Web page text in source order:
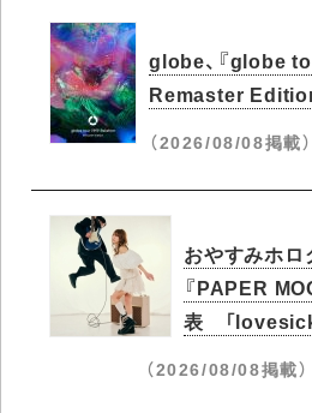
globe、『globe
Remaster
（2026/08/08掲載）
おやすみホロ
『PAPER
表 「
（2026/08/08掲載）